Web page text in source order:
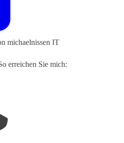
michaelnissen IT
erreichen Sie mich: